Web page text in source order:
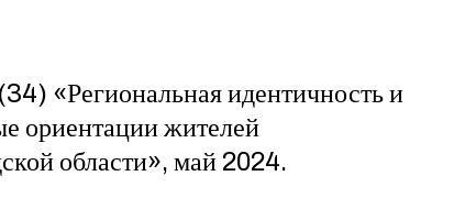
«Региональная идентичность и
ориентации жителей
области», май 2024.